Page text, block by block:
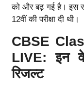
को और बढ़ गई है। इस
12वीं की परीक्षा दी थी।
CBSE
LIVE: इन
रिजल्ट